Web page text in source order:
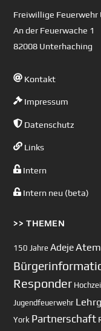
Freiwillige Feuerwehr
An der Feuerwache 1
82008 Unterhaching
Kontakt
Impressum
Datenschutz
Links
Intern
Intern neu (beta)
>> THEMEN
150 Jahre Adeje
Responder
Jugendfeuerwehr
York Partnerschaft